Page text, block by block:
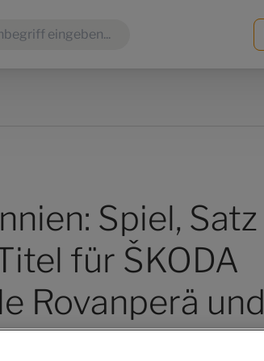
Spiel, Satz
für ŠKODA
Rovanperä und